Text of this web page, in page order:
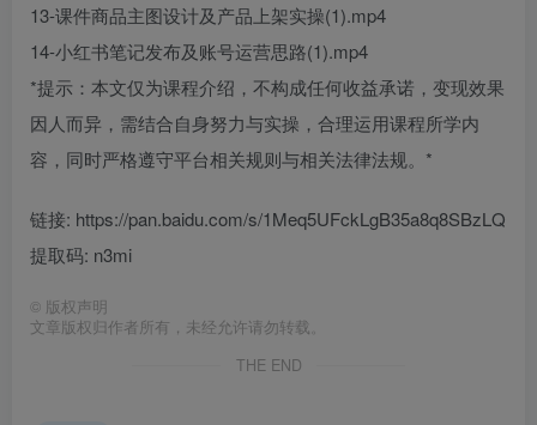
13-课件商品主图设计及产品上架实操(1).mp4
14-小红书笔记发布及账号运营思路(1).mp4
*提示：本文仅为课程介绍，不构成任何收益承诺，变现效果
因人而异，需结合自身努力与实操，合理运用课程所学内
容，同时严格遵守平台相关规则与相关法律法规。*
链接: https://pan.baidu.com/s/1Meq5UFckLgB35a8q8SBzLQ
提取码: n3mi
© 版权声明
文章版权归作者所有，未经允许请勿转载。
THE END